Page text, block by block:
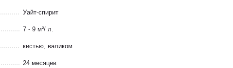
Уайт-спирит
7 - 9 м²/ л.
кистью, валиком
24 месяцев